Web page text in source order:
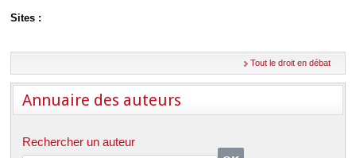
Sites :
Tout le droit en débat
Annuaire des auteurs
Rechercher un auteur